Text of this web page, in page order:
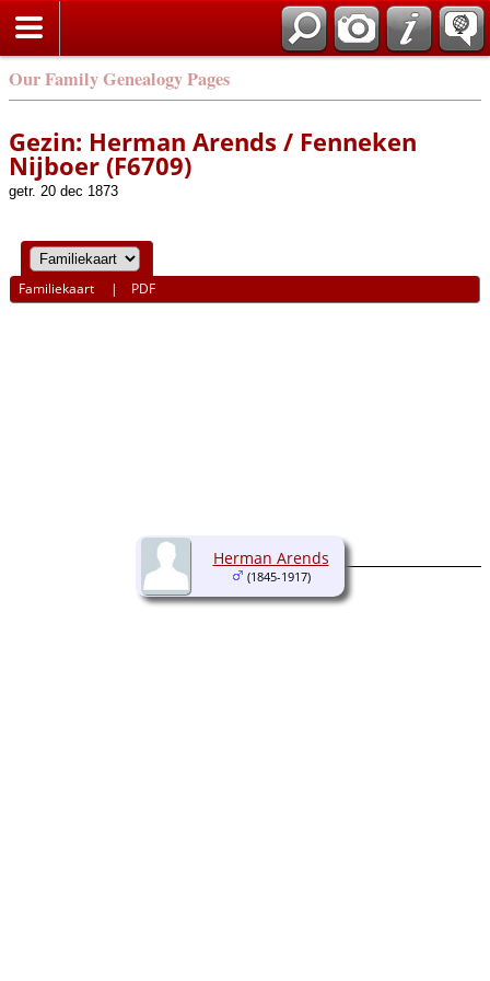
Our Family Genealogy Pages
Gezin: Herman Arends / Fenneken
Nijboer (F6709)
getr. 20 dec 1873
Familiekaart | PDF
Herman Arends
(1845-1917)